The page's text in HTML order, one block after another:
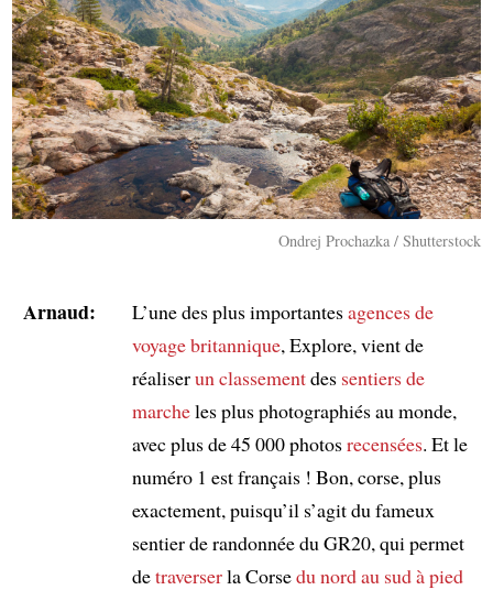
Ondrej Prochazka / Shutterstock
Arnaud: L’une des plus importantesagences de
voyage britannique, Explore, vient de
réaliserun classementdes sentiers de
marcheles plus photographiés au monde,
avec plus de 45 000 photosrecensées. Et le
numéro 1 est français ! Bon, corse, plus
exactement, puisqu’il s’agit du fameux
sentier de randonnée du GR20, qui permet
detraverserla Corsedu nord au sudà pied